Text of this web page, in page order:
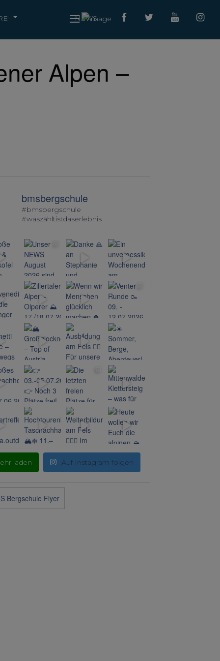
NEWS
Alpen –
bmsbergschule
#bmsbergschule
#waszähltistdaserlebnis
laden Auf Instagram folgen